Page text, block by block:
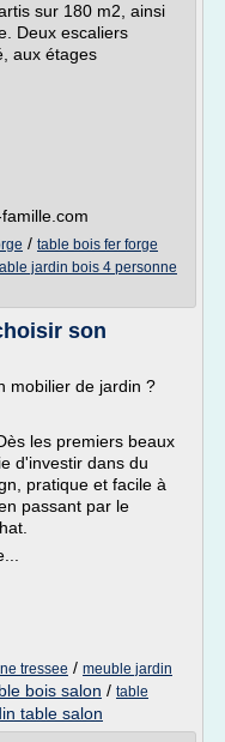
sur 180 m2, ainsi
Deux escaliers
aux étages
/ table bois fer forge
jardin bois 4 personne
son
mobilier de jardin ?
les premiers beaux
d'investir dans du
pratique et facile à
passant par le
tressee / meuble jardin
bois salon / table
table salon